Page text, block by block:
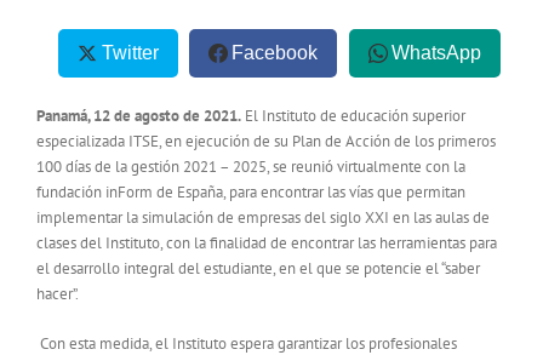
Twitter Facebook WhatsApp
Panamá, 12 de agosto de 2021. El Instituto de educación superior
especializada ITSE, en ejecución de su Plan de Acción de los primeros
100 días de la gestión 2021 – 2025, se reunió virtualmente con la
fundación inForm de España, para encontrar las vías que permitan
implementar la simulación de empresas del siglo XXI en las aulas de
clases del Instituto, con la finalidad de encontrar las herramientas para
el desarrollo integral del estudiante, en el que se potencie el “saber
hacer”.
Con esta medida, el Instituto espera garantizar los profesionales